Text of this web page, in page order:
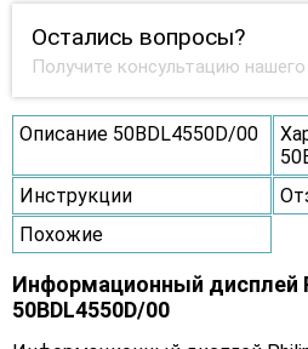
Остались вопросы?
Получите консультацию
Описание 50BDL4550D/00
Инструкции
Похожие
Информационный дисплей
50BDL4550D/00